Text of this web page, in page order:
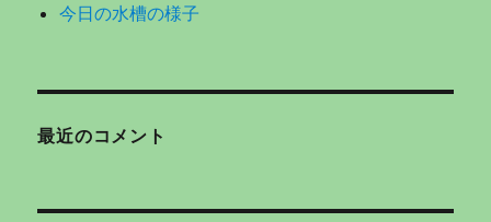
今日の水槽の様子
最近のコメント